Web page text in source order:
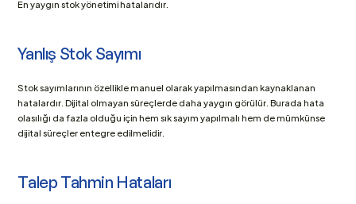
En yaygın stok yönetimi hatalarıdır.
Yanlış Stok Sayımı
Stok sayımlarının özellikle manuel olarak yapılmasından kaynaklanan
hatalardır. Dijital olmayan süreçlerde daha yaygın görülür. Burada hata
olasılığı da fazla olduğu için hem sık sayım yapılmalı hem de mümkünse
dijital süreçler entegre edilmelidir.
Talep Tahmin Hataları